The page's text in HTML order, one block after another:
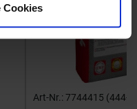
Cookies
Art-Nr.: 7744415 (444-